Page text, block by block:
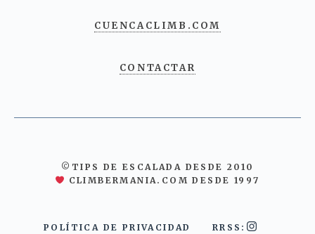
CUENCACLIMB.COM
CONTACTAR
©TIPS DE ESCALADA DESDE 2010
CLIMBERMANIA.COM DESDE 1997
POLÍTICA DE PRIVACIDAD RRSS: